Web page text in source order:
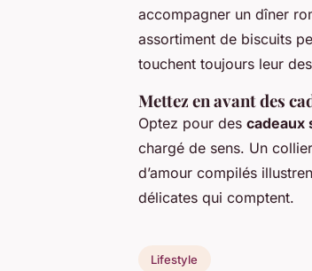
accompagner un dîner
assortiment de biscuits
touchent toujours leur
Mettez en avant des
Optez pour des cadeaux
chargé de sens. Un
d’amour compilés
délicates qui comptent.
Lifestyle